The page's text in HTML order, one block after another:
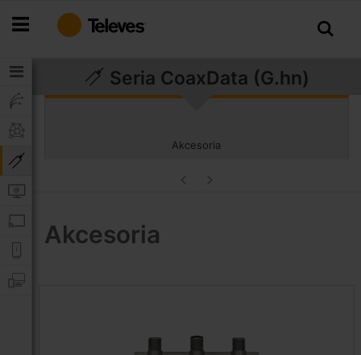
do
Seria CoaxData (G.hn)
Akcesoria
Akcesoria